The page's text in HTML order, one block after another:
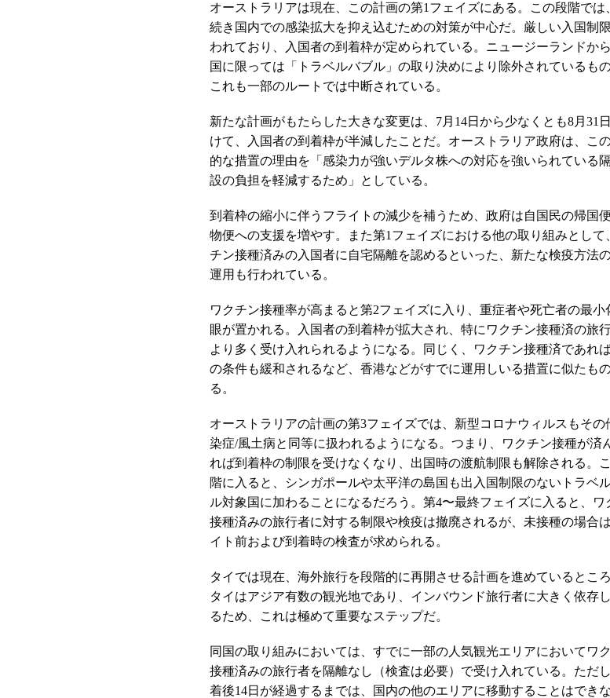
オーストラリアは現在、この計画の第1フェイズにある。この段階では
続き国内での感染拡大を抑え込むための対策が中心だ。厳しい入国制
われており、入国者の到着枠が定められている。ニュージーランドか
国に限っては「トラベルバブル」の取り決めにより除外されているもの
これも一部のルートでは中断されている。
新たな計画がもたらした大きな変更は、7月14日から少なくとも8月31
けて、入国者の到着枠が半減したことだ。オーストラリア政府は、こ
的な措置の理由を「感染力が強いデルタ株への対応を強いられている
設の負担を軽減するため」としている。
到着枠の縮小に伴うフライトの減少を補うため、政府は自国民の帰国
物便への支援を増やす。また第1フェイズにおける他の取り組みとして
チン接種済みの入国者に自宅隔離を認めるといった、新たな検疫方法
運用も行われている。
ワクチン接種率が高まると第2フェイズに入り、重症者や死亡者の最小
眼が置かれる。入国者の到着枠が拡大され、特にワクチン接種済の旅
より多く受け入れられるようになる。同じく、ワクチン接種済であれ
の条件も緩和されるなど、香港などがすでに運用しいる措置に似たも
る。
オーストラリアの計画の第3フェイズでは、新型コロナウィルスもその
染症/風土病と同等に扱われるようになる。つまり、ワクチン接種が済
れば到着枠の制限を受けなくなり、出国時の渡航制限も解除される。
階に入ると、シンガポールや太平洋の島国も出入国制限のないトラベ
ル対象国に加わることになるだろう。第4〜最終フェイズに入ると、ワ
接種済みの旅行者に対する制限や検疫は撤廃されるが、未接種の場合
イト前および到着時の検査が求められる。
タイでは現在、海外旅行を段階的に再開させる計画を進めているところ
タイはアジア有数の観光地であり、インバウンド旅行者に大きく依存
るため、これは極めて重要なステップだ。
同国の取り組みにおいては、すでに一部の人気観光エリアにおいてワ
接種済みの旅行者を隔離なし（検査は必要）で受け入れている。ただ
着後14日が経過するまでは、国内の他のエリアに移動することはできな